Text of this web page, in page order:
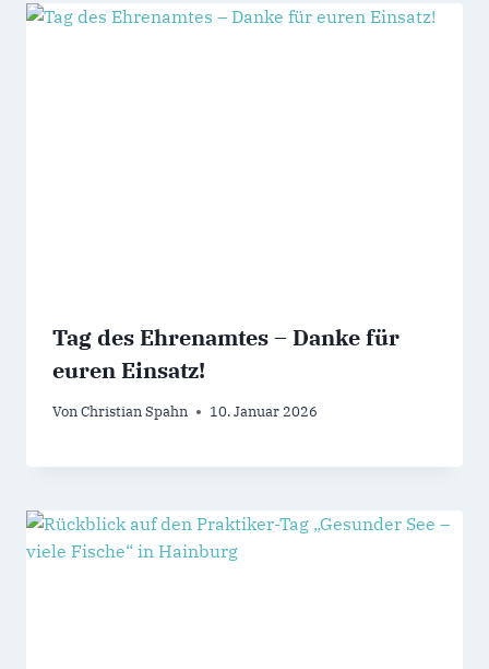
Tag des Ehrenamtes – Danke für
euren Einsatz!
VonChristian Spahn 10. Januar 2026